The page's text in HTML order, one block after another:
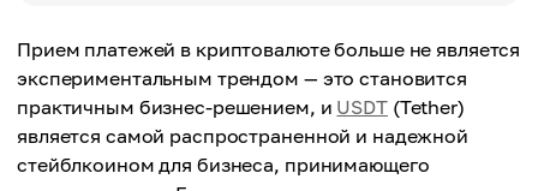
Прием платежей в криптовалюте больше не является
экспериментальным трендом — это становится
практичным бизнес-решением, и USDT(Tether)
является самой распространенной и надежной
стейблкоином для бизнеса, принимающего